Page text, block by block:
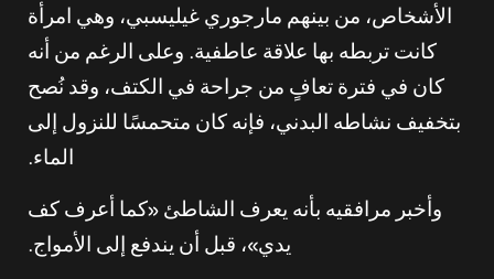
الأشخاص، من بينهم مارجوري غيليسبي، وهي امرأة
كانت تربطه بها علاقة عاطفية. وعلى الرغم من أنه
كان في فترة تعافٍ من جراحة في الكتف، وقد نُصح
بتخفيف نشاطه البدني، فإنه كان متحمسًا للنزول إلى
الماء.
وأخبر مرافقيه بأنه يعرف الشاطئ «كما أعرف كف
يدي»، قبل أن يندفع إلى الأمواج.